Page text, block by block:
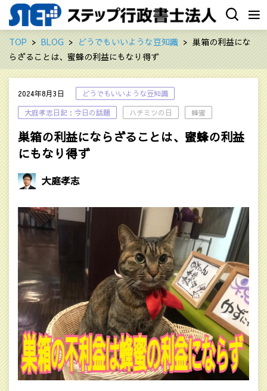
TOP BLOG どうでもいいような豆知識
巣箱の利益にな
らざることは、蜜蜂の利益にもなり得ず
2024年8月3日
どうでもいいような豆知識
大庭孝志日記：今日の話題
ハチミツの日 蜂蜜
巣箱の利益にならざることは、蜜蜂の利益
にもなり得ず
大庭孝志